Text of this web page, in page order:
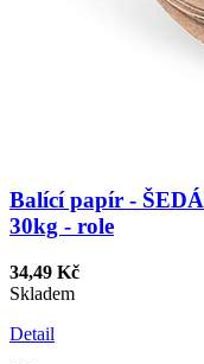
Balící papír -
30kg - role
34,49 Kč
Skladem
Detail